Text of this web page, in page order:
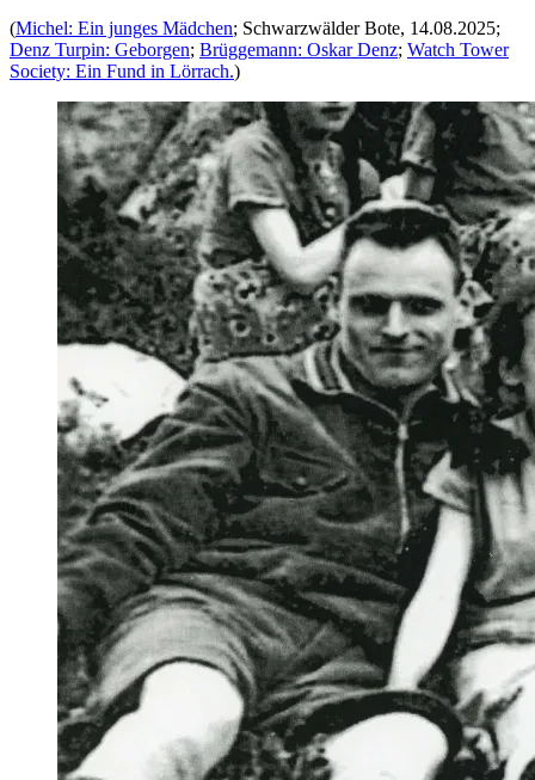
(Michel: Ein junges Mädchen; Schwarzwälder Bote, 14.08.2025;
Denz Turpin: Geborgen; Brüggemann: Oskar Denz; Watch Tower
Society: Ein Fund in Lörrach.)